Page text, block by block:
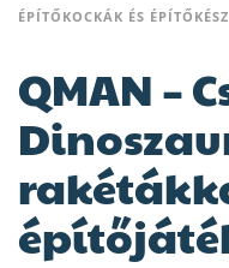
ÉPÍTŐKOCKÁK ÉS
QMAN –